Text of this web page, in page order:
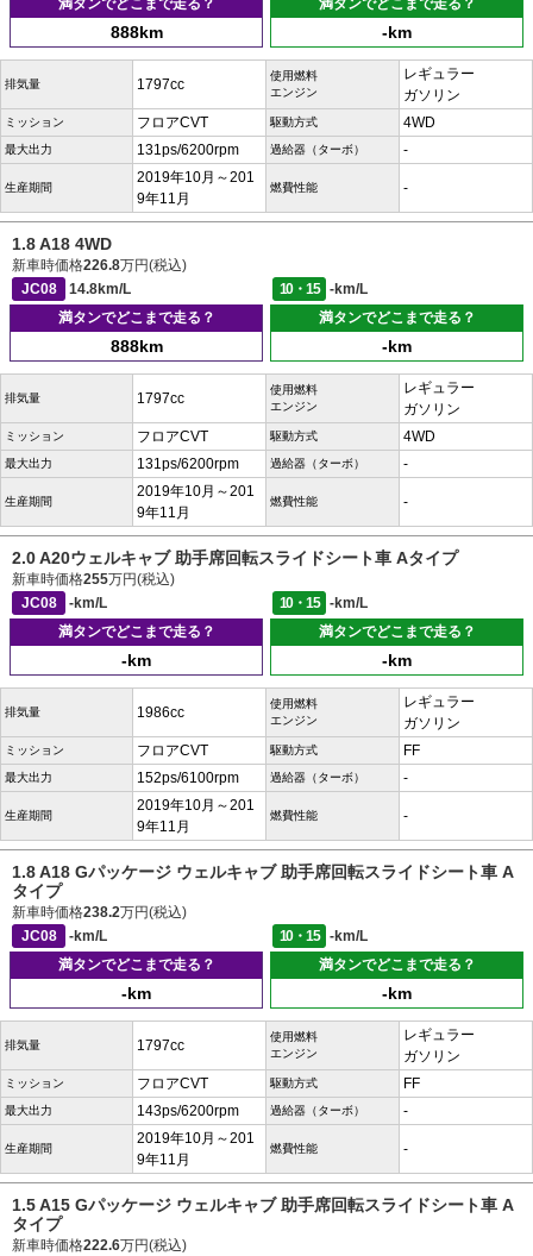
満タンでどこまで走る？
888km
満タンでどこまで走る？
-km
排気量 1797cc
使用燃料
エンジン
レギュラー
ガソリン
ミッション フロアCVT 駆動方式 4WD
最大出力 131ps/6200rpm 過給器（ターボ） -
生産期間
2019年10月～201
9年11月
燃費性能 -
1.8 A18 4WD
新車時価格226.8万円(税込)
JC08
14.8km/L 10・15
-km/L
満タンでどこまで走る？
888km
満タンでどこまで走る？
-km
排気量 1797cc
使用燃料
エンジン
レギュラー
ガソリン
ミッション フロアCVT 駆動方式 4WD
最大出力 131ps/6200rpm 過給器（ターボ） -
生産期間
2019年10月～201
9年11月
燃費性能 -
2.0 A20ウェルキャブ 助手席回転スライドシート車 Aタイプ
新車時価格255万円(税込)
JC08
-km/L 10・15
-km/L
満タンでどこまで走る？
-km
満タンでどこまで走る？
-km
排気量 1986cc
使用燃料
エンジン
レギュラー
ガソリン
ミッション フロアCVT 駆動方式 FF
最大出力 152ps/6100rpm 過給器（ターボ） -
生産期間
2019年10月～201
9年11月
燃費性能 -
1.8 A18 Gパッケージ ウェルキャブ 助手席回転スライドシート車 A
タイプ
新車時価格238.2万円(税込)
JC08
-km/L 10・15
-km/L
満タンでどこまで走る？
-km
満タンでどこまで走る？
-km
排気量 1797cc
使用燃料
エンジン
レギュラー
ガソリン
ミッション フロアCVT 駆動方式 FF
最大出力 143ps/6200rpm 過給器（ターボ） -
生産期間
2019年10月～201
9年11月
燃費性能 -
1.5 A15 Gパッケージ ウェルキャブ 助手席回転スライドシート車 A
タイプ
新車時価格222.6万円(税込)